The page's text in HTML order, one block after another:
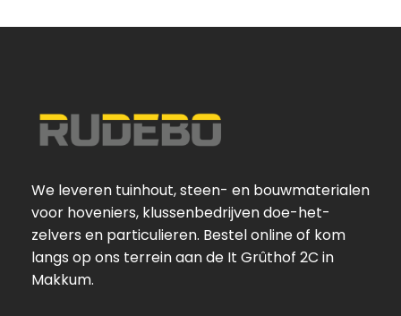
We leveren tuinhout, steen- en bouwmaterialen
voor hoveniers, klussenbedrijven doe-het-
zelvers en particulieren. Bestel online of kom
langs op ons terrein aan de It Grûthof 2C in
Makkum.